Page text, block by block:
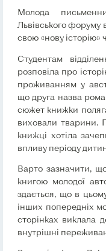
Молода
Львівського форуму
свою «нову історію»
Студентам
розповіла про
проживанням у
що друга назва
сюжет книжки
виховали тварини.
книжці хотіла
впливу періоду
Варто зазначити,
книгою молодої
здається, що в
інших попередніх
сторінках виклала
внутрішні